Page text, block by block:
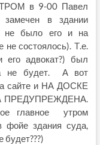
в 9-00 Павел
в здании
не было его и на
не состоялось). Т.е.
адвокат?) был
не будет. А вот
сайте и НА ДОСКЕ
ПРЕДУПРЕЖДЕНА.
главное утром
фойе здания суда,
будет???)